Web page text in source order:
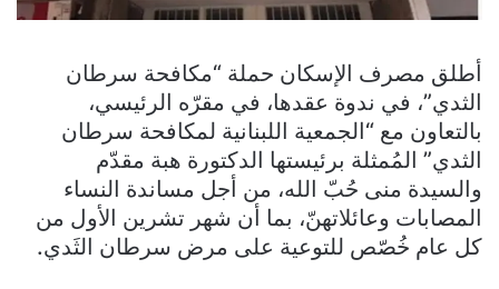
أطلق مصرف الإسكان حملة “مكافحة سرطان
الثدي”، في ندوة عقدها، في مقرّه الرئيسي،
بالتعاون مع “الجمعية اللبنانية لمكافحة سرطان
الثدي” المُمثلة برئيستها الدكتورة هبة مقدّم
والسيدة منى حُبّ الله، من أجل مساندة النساء
المصابات وعائلاتهنّ، بما أن شهر تشرين الأول من
كل عام خُصّص للتوعية على مرض سرطان الثَدي.